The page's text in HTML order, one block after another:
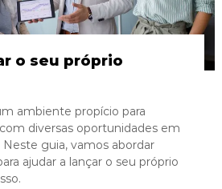
o seu próprio
ambiente propício para
diversas oportunidades em
guia, vamos abordar
ajudar a lançar o seu próprio